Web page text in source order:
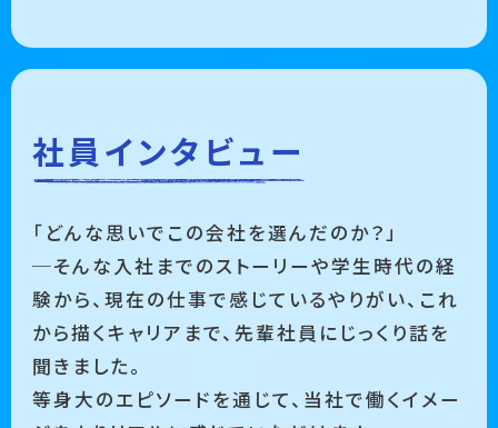
社員インタビュー
「どんな思いでこの会社を選んだのか？」
─そんな入社までのストーリーや学生時代の経
験から、現在の仕事で感じているやりがい、これ
から描くキャリアまで、先輩社員にじっくり話を
聞きました。
等身大のエピソードを通じて、当社で働くイメー